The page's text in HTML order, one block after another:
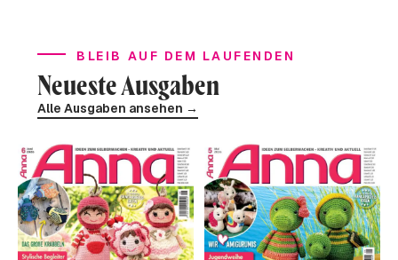
BLEIB AUF DEM LAUFENDEN
Neueste Ausgaben
Alle Ausgaben ansehen →